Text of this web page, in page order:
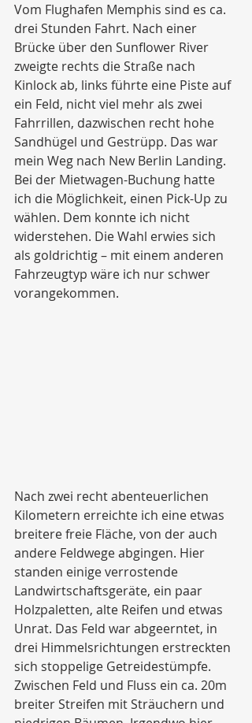
Vom Flughafen Memphis sind es ca.
drei Stunden Fahrt. Nach einer
Brücke über den Sunflower River
zweigte rechts die Straße nach
Kinlock ab, links führte eine Piste auf
ein Feld, nicht viel mehr als zwei
Fahrrillen, dazwischen recht hohe
Sandhügel und Gestrüpp. Das war
mein Weg nach New Berlin Landing.
Bei der Mietwagen-Buchung hatte
ich die Möglichkeit, einen Pick-Up zu
wählen. Dem konnte ich nicht
widerstehen. Die Wahl erwies sich
als goldrichtig – mit einem anderen
Fahrzeugtyp wäre ich nur schwer
vorangekommen.
Nach zwei recht abenteuerlichen
Kilometern erreichte ich eine etwas
breitere freie Fläche, von der auch
andere Feldwege abgingen. Hier
standen einige verrostende
Landwirtschaftsgeräte, ein paar
Holzpaletten, alte Reifen und etwas
Unrat. Das Feld war abgeerntet, in
drei Himmelsrichtungen erstreckten
sich stoppelige Getreidestümpfe.
Zwischen Feld und Fluss ein ca. 20m
breiter Streifen mit Sträuchern und